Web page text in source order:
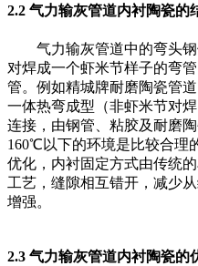
2.2 气力输灰管道内衬陶瓷的
气力输灰管道中的弯头钢
对焊成一个虾米节样子的弯
管。例如精城牌耐磨陶瓷管
一体热弯成型（非虾米节对
连接，由钢管、粘胶及耐磨
160℃以下的环境是比较合理
优化，内衬固定方式由传统
工艺，缝隙相互错开，减少
增强。
2.3 气力输灰管道内衬陶瓷的